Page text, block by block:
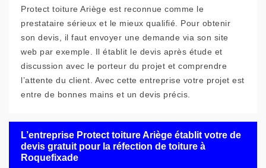
Protect toiture Ariège est reconnue comme le
prestataire sérieux et le mieux qualifié. Pour obtenir
son devis, il faut envoyer une demande via son site
web par exemple. Il établit le devis après étude et
discussion avec le porteur du projet et comprendre
l’attente du client. Avec cette entreprise votre projet est
entre de bonnes mains et un devis précis.
L’entreprise Protect toiture Ariège établit votre de
devis gratuit pour la réfection de toiture à
Roquefixade